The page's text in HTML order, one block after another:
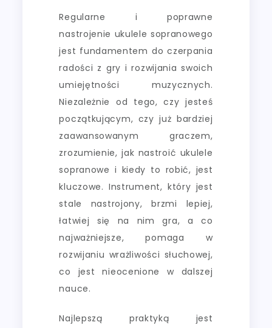
Regularne i poprawne
nastrojenie ukulele sopranowego
jest fundamentem do czerpania
radości z gry i rozwijania swoich
umiejętności muzycznych.
Niezależnie od tego, czy jesteś
początkującym, czy już bardziej
zaawansowanym graczem,
zrozumienie, jak nastroić ukulele
sopranowe i kiedy to robić, jest
kluczowe. Instrument, który jest
stale nastrojony, brzmi lepiej,
łatwiej się na nim gra, a co
najważniejsze, pomaga w
rozwijaniu wrażliwości słuchowej,
co jest nieocenione w dalszej
nauce.
Najlepszą praktyką jest